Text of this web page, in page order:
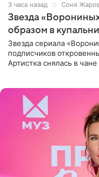
3 часа назад Соня
Звезда
образом в
Звезда сериала
подписчиков
Артистка снялась в